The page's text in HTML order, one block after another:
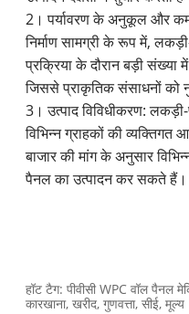
2। पर्यावरण के अनुकूल और
निर्माण सामग्री के रूप में,
प्रक्रिया के दौरान बड़ी
जिससे प्राकृतिक संसाधनों को
3। उत्पाद विविधीकरण:
विभिन्न ग्राहकों की
बाजार की मांग के अनुसार
पैनल का उत्पादन कर सकते हैं।
हॉट टैग: पीवीसी WPC वॉल पैनल
कारखाना, खरीद, गुणवत्ता, सीई, मूल्य